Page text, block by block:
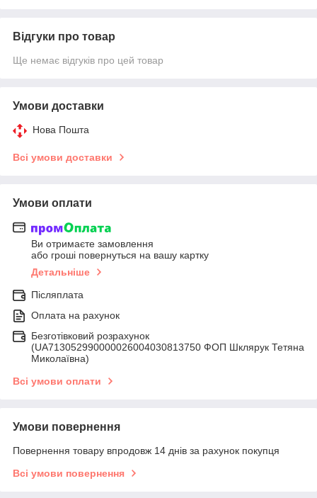
Відгуки про товар
Ще немає відгуків про цей товар
Умови доставки
Нова Пошта
Всі умови доставки
Умови оплати
Ви отримаєте замовлення
або гроші повернуться на вашу картку
Детальніше
Післяплата
Оплата на рахунок
Безготівковий розрахунок
(UA713052990000026004030813750 ФОП Шклярук Тетяна
Миколаївна)
Всі умови оплати
Умови повернення
Повернення товару впродовж 14 днів за рахунок покупця
Всі умови повернення